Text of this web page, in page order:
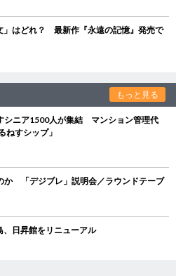
」はどれ？ 最新作『永遠の記憶』発売で
もっと見る
シニア1500人が集結 マンション管理代
ねすシップ」
か 「デジブレ」説明会／ラウンドテーブ
日昇館をリニューアル